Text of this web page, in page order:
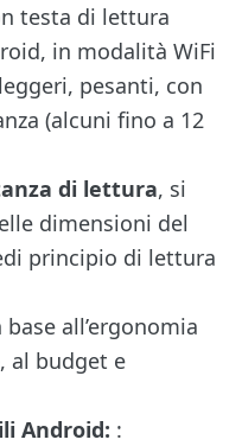
testa di lettura
in modalità WiFi
pesanti, con
(alcuni fino a 12
di lettura, si
dimensioni del
principio di lettura
all’ergonomia
al budget e
Android: :